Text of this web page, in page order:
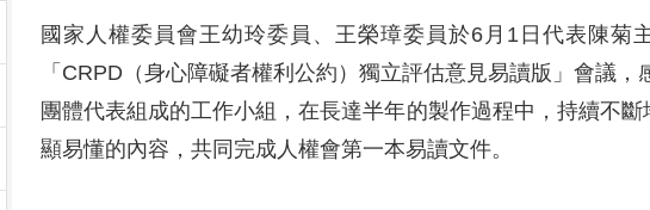
國家人權委員會王幼玲委員、王榮璋委員於6月1日代表陳
「CRPD（身心障礙者權利公約）獨立評估意見易讀版」會議
團體代表組成的工作小組，在長達半年的製作過程中，持續不
顯易懂的內容，共同完成人權會第一本易讀文件。